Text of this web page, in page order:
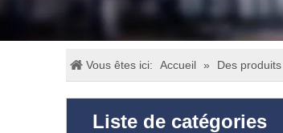
Vous êtes ici: Accueil » Des produits
Liste de catégories